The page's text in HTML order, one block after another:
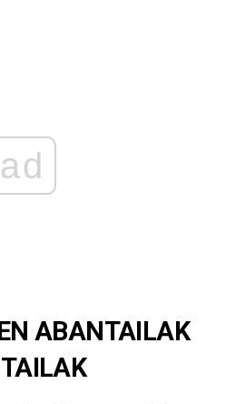
ad
ABANTAILAK